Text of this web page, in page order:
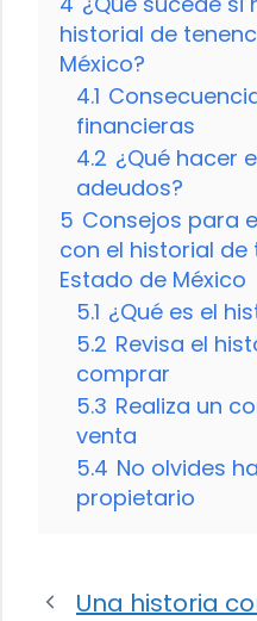
historial de
México?
4.1
financieras
4.2 ¿Qué hacer
adeudos?
5 Consejos para
con el historial de
Estado de México
5.1 ¿Qué es el
5.2 Revisa el
comprar
5.3 Realiza un
venta
5.4 No olvides
propietario
Una historia